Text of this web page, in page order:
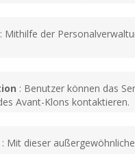
: Mithilfe der
: Benutzer können das
Avant-Klons kontaktieren.
: Mit dieser